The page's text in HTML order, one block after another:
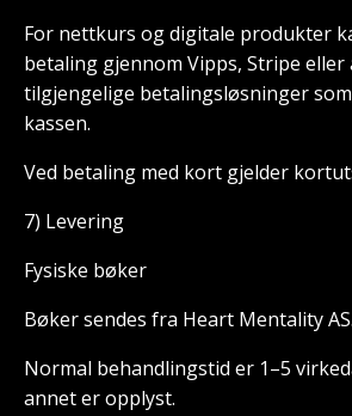
For nettkurs og digitale produkter
betaling gjennom Vipps, Stripe eller
tilgjengelige betalingsløsninger
kassen.
Ved betaling med kort gjelder
7) Levering
Fysiske bøker
Bøker sendes fra Heart Mentality AS.
Normal behandlingstid er 1–5
annet er opplyst.